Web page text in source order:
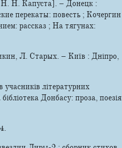
Н. Капуста]. – Донецк :
перекаты: повесть ; Кочергин
рассказ ; На тягунах:
Л. Старых. – Київ : Дніпро,
літературних
Донбасу: проза, поезія